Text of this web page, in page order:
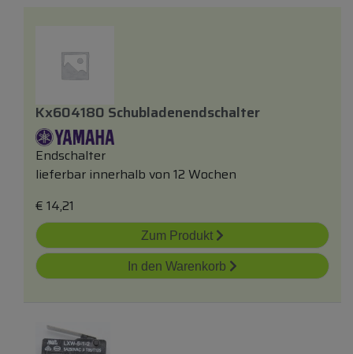
Kx604180 Schubladenendschalter
Endschalter
lieferbar innerhalb von 12 Wochen
€ 14,21
Zum Produkt
In den Warenkorb